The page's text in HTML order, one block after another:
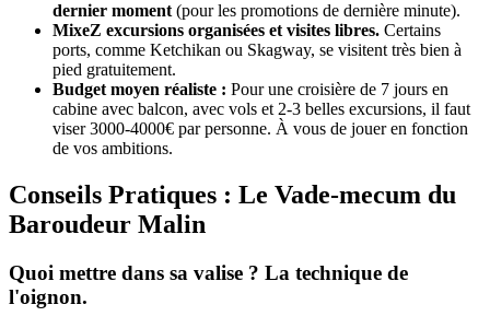
dernier moment (pour les promotions de dernière minute).
MixeZ excursions organisées et visites libres. Certains
ports, comme Ketchikan ou Skagway, se visitent très bien à
pied gratuitement.
Budget moyen réaliste : Pour une croisière de 7 jours en
cabine avec balcon, avec vols et 2-3 belles excursions, il faut
viser 3000-4000€ par personne. À vous de jouer en fonction
de vos ambitions.
Conseils Pratiques : Le Vade-mecum du
Baroudeur Malin
Quoi mettre dans sa valise ? La technique de
l'oignon.